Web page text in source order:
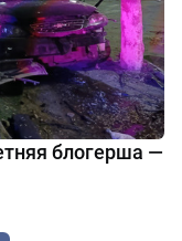
блогерша —